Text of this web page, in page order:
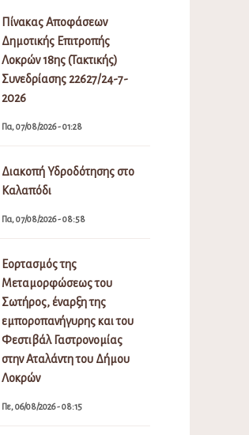
Πίνακας Αποφάσεων
Δημοτικής Επιτροπής
Λοκρών 18ης (Τακτικής)
Συνεδρίασης 22627/24-7-
2026
Πα, 07/08/2026 - 01:28
Διακοπή Υδροδότησης στο
Καλαπόδι
Πα, 07/08/2026 - 08:58
Εορτασμός της
Μεταμορφώσεως του
Σωτήρος, έναρξη της
εμποροπανήγυρης και του
Φεστιβάλ Γαστρονομίας
στην Αταλάντη του Δήμου
Λοκρών
Πε, 06/08/2026 - 08:15